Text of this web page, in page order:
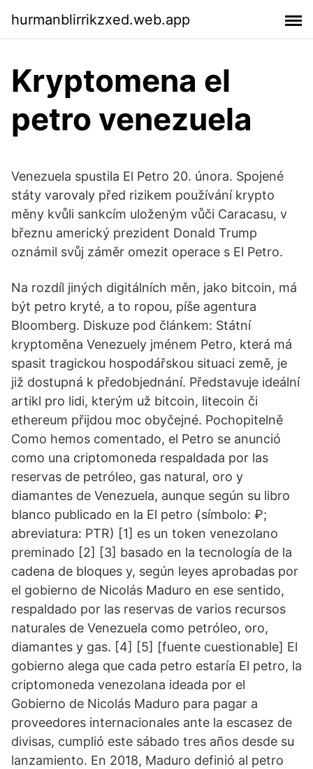
hurmanblirrikzxed.web.app
Kryptomena el
petro venezuela
Venezuela spustila El Petro 20. února. Spojené
státy varovaly před rizikem používání krypto
měny kvůli sankcím uloženým vůči Caracasu, v
březnu americký prezident Donald Trump
oznámil svůj záměr omezit operace s El Petro.
Na rozdíl jiných digitálních měn, jako bitcoin, má
být petro kryté, a to ropou, píše agentura
Bloomberg. Diskuze pod článkem: Státní
kryptoměna Venezuely jménem Petro, která má
spasit tragickou hospodářskou situaci země, je
již dostupná k předobjednání. Představuje ideální
artikl pro lidi, kterým už bitcoin, litecoin či
ethereum přijdou moc obyčejné. Pochopitelně
Como hemos comentado, el Petro se anunció
como una criptomoneda respaldada por las
reservas de petróleo, gas natural, oro y
diamantes de Venezuela, aunque según su libro
blanco publicado en la El petro (símbolo: ₽;
abreviatura: PTR) [1] es un token venezolano
preminado [2] [3] basado en la tecnología de la
cadena de bloques y, según leyes aprobadas por
el gobierno de Nicolás Maduro en ese sentido,
respaldado por las reservas de varios recursos
naturales de Venezuela como petróleo, oro,
diamantes y gas. [4] [5] [fuente cuestionable] El
gobierno alega que cada petro estaría El petro, la
criptomoneda venezolana ideada por el
Gobierno de Nicolás Maduro para pagar a
proveedores internacionales ante la escasez de
divisas, cumplió este sábado tres años desde su
lanzamiento. En 2018, Maduro definió al petro